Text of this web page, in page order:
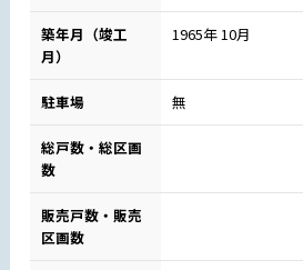
築年月（竣工
月）
1965年 10月
駐車場 無
総戸数・総区画
数
販売戸数・販売
区画数